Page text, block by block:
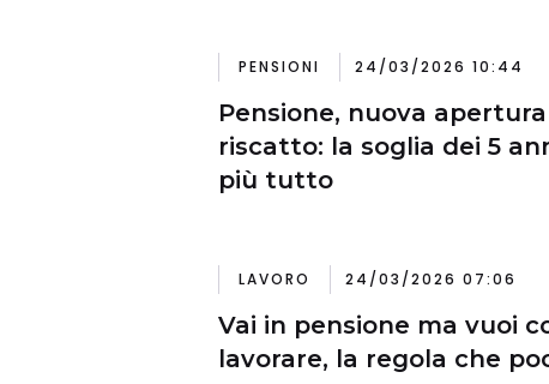
PENSIONI 24/03/2026 10:44
Pensione, nuova apertura
riscatto: la soglia dei 5
più tutto
LAVORO 24/03/2026 07:06
Vai in pensione ma vuoi
lavorare, la regola che